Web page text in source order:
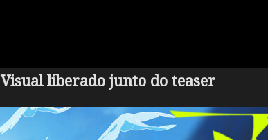
Visual liberado junto do teaser